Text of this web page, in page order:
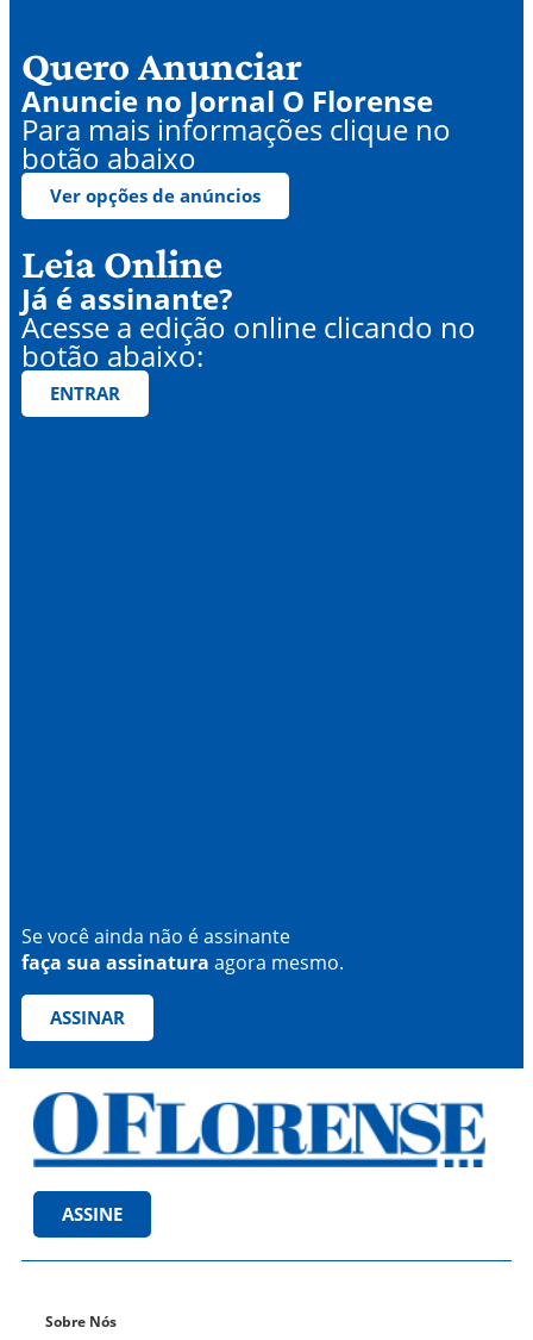
Quero Anunciar
Anuncie no Jornal O Florense
Para mais informações clique no
botão abaixo
Ver opções de anúncios
Leia Online
Já é assinante?
Acesse a edição online clicando no
botão abaixo:
ENTRAR
Se você ainda não é assinante
faça sua assinatura agora mesmo.
ASSINAR
ASSINE
Sobre Nós